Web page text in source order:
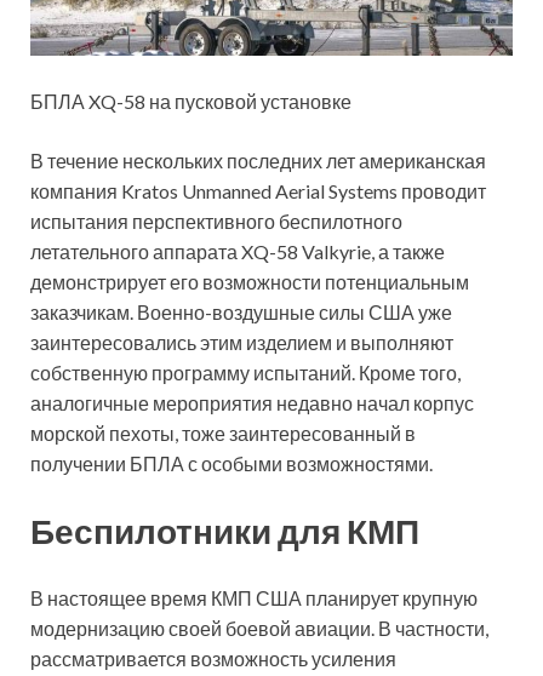
БПЛА XQ-58 на пусковой установке
В течение нескольких последних лет американская
компания Kratos Unmanned Aerial Systems проводит
испытания перспективного беспилотного
летательного аппарата XQ-58 Valkyrie, а также
демонстрирует его возможности потенциальным
заказчикам. Военно-воздушные силы США уже
заинтересовались этим изделием и выполняют
собственную программу испытаний. Кроме того,
аналогичные мероприятия недавно начал корпус
морской пехоты, тоже заинтересованный в
получении БПЛА с особыми возможностями.
Беспилотники для КМП
В настоящее время КМП США планирует крупную
модернизацию своей боевой авиации. В частности,
рассматривается возможность усиления